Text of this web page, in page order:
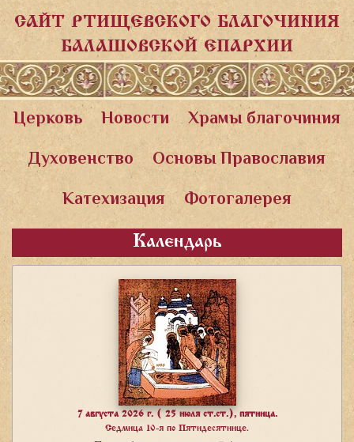
САЙТ РТИЩЕВСКОГО БЛАГОЧИНИЯ
БАЛАШОВСКОЙ ЕПАРХИИ
Церковь Новости
Храмы благочиния
Духовенство
Основы Православия
Катехизация
Фотогалерея
Календарь
7 августа 2026 г. ( 25 июля ст.ст.), пятница.
Седмица 10-я по Пятидесятнице.